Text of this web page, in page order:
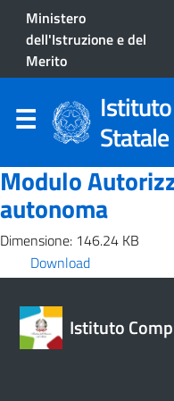
Ministero
dell'Istruzione e del
Merito
Statale
Modulo
autonoma
Dimensione: 146.24 KB
Download
Istituto